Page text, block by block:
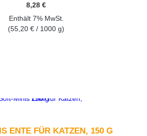
8,28 €
Enthält 7% MwSt.
(55,20 € / 1000 g)
ENTE FÜR KATZEN, 150 G